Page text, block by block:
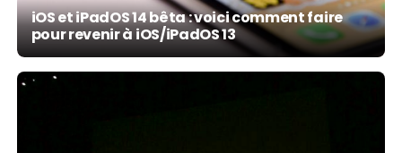
iOS et iPadOS 14 bêta : voici comment faire
pour revenir à iOS/iPadOS 13